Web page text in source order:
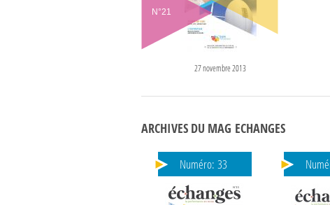
N°21
27 novembre 2013
ARCHIVES DU MAG ECHANGES
Numéro: 33